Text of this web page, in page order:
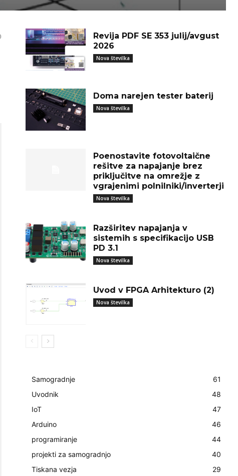
Revija PDF SE 353 julij/avgust
2026
Nova številka
Doma narejen tester baterij
Nova številka
Poenostavite fotovoltaične
rešitve za napajanje brez
priključitve na omrežje z
vgrajenimi polnilniki/inverterji
Nova številka
Razširitev napajanja v
sistemih s specifikacijo USB
PD 3.1
Nova številka
Uvod v FPGA Arhitekturo (2)
Nova številka
Samogradnje
61
Uvodnik
48
IoT
47
Arduino
46
programiranje
44
projekti za samogradnjo
40
Tiskana vezja
29